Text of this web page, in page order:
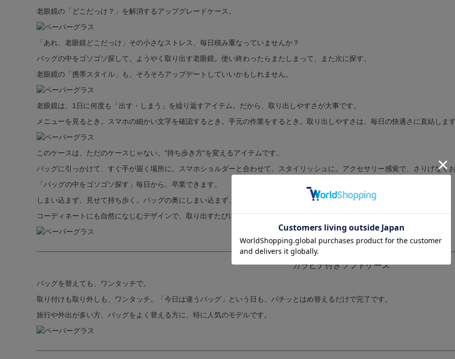
老眼鏡の「どこだっけ？」を解消するアップグレードケース。
「あれ、老眼鏡どこだっけ」その小さなストレス、毎日積み重なっていませんか？
バッグの中をゴソゴソ探して、ようやく取り出す老眼鏡。使い終わったらまたしまって、また次に探す。
老眼鏡の「携帯スタイル」も、そろそろアップデートしていいかもしれません。
老眼鏡は、1日に何度も「出す・しまう」を繰り返すアイテム。だから、取り出しやすさが大事です。
メニューを見るとき。スマホの細かい文字を確認するとき。手元の作業をするとき。取り出しやすさは、毎日の快適さに直結します
このケースは、ただのケースじゃない。"持ち歩き方"を変えるアイテムです。
バッグに引っかけて、すぐ手が届く場所に。スマホショルダーと合わせて、スタイリッシュに。アクセサリー感覚で、さりげなくお
「バッグの中をゴソゴソ探す」毎日から、卒業できます。
しまい込まず、見せて持ち歩く。バッグの奥にしまい込まず、いつでも手が届く場所に。
コーディネートにも自然になじむデザインで、取り出すたびに「これにして良かった」と感じていただけます。
カラビナ付きソフトケース
バッグを替えても、ワンタッチで。
取り付けも取り外しも、ワンタッチ。「今日は違うバッグ」という日も、パチッとはめ替えるだけで完了です。
旅行や外出が多い方、バッグをよく替える方に、特に人気のモデルです。